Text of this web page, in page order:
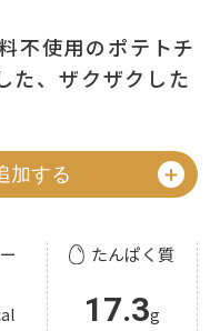
不使用のポテトチ
た、ザクザクした
加する
たんぱく質
17.3g